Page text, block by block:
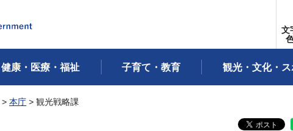
文
健康・医療・福祉 子育て・教育 観光・文化・
> 本庁 > 観光戦略課